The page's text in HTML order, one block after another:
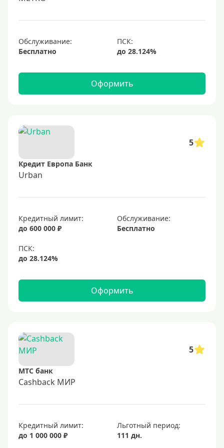
С большим лимитом
Безлимитные
UnionPay
Мир
Золотые
Черные
Виртуальные
С бонусами
С кэшбэком на АЗС
С милями
Цель
Для путешествий
Обслуживание:
Бесплатно
Оформить
5
Кредит Европа Банк
Urban
Кредитный лимит:
до 600 000 ₽
Обслуживание:
Бесплатно
Оформить
5
МТС банк
Cashback МИР
Кредитный лимит:
до 1 000 000 ₽
Льготный период:
111 дн.